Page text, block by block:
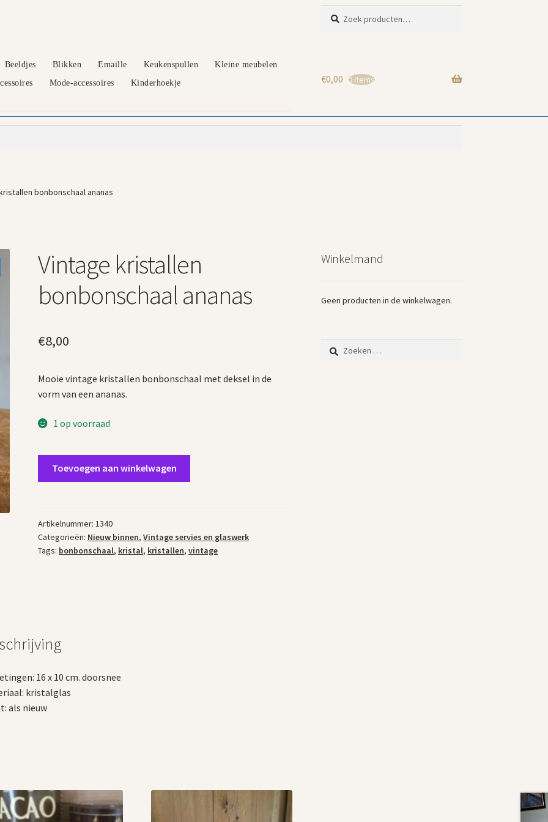
naar:
Beeldjes Blikken Emaille Keukenspullen
Kleine meubelen
Mode-accessoires Kinderhoekje €0,00 0 items
bonbonschaal ananas
Vintage kristallen
bonbonschaal ananas
€8,00
Mooie vintage kristallen bonbonschaal met deksel in de
vorm van een ananas.
1 op voorraad
aantal
Toevoegen aan winkelwagen
Artikelnummer:1340
Categorieën: Nieuw binnen,Vintage servies en glaswerk
Tags: bonbonschaal, kristal, kristallen,vintage
16 x 10 cm. doorsnee
kristalglas
als nieuw
Winkelmand
Geen producten in de winkelwagen.
Zoeken
naar: